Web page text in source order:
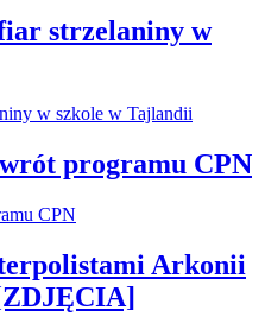
strzelaniny w
programu CPN
Arkonii